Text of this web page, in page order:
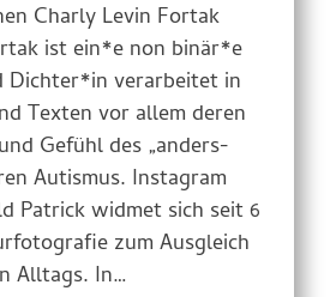
Charly Levin Fortak
ist ein*e non binär*e
Dichter*in verarbeitet in
Texten vor allem deren
Gefühl des „anders-
Autismus. Instagram
Patrick widmet sich seit 6
zum Ausgleich
Alltags. In…